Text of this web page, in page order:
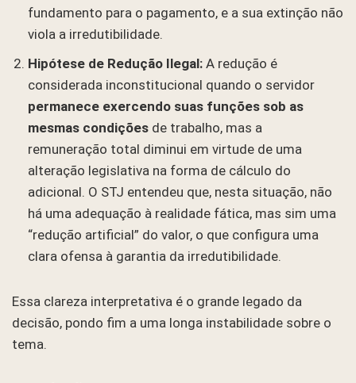
fundamento para o pagamento, e a sua extinção não
viola a irredutibilidade.
Hipótese de Redução Ilegal: A redução é
considerada inconstitucional quando o servidor
permanece exercendo suas funções sob as
mesmas condições de trabalho, mas a
remuneração total diminui em virtude de uma
alteração legislativa na forma de cálculo do
adicional. O STJ entendeu que, nesta situação, não
há uma adequação à realidade fática, mas sim uma
“redução artificial” do valor, o que configura uma
clara ofensa à garantia da irredutibilidade.
Essa clareza interpretativa é o grande legado da
decisão, pondo fim a uma longa instabilidade sobre o
tema.